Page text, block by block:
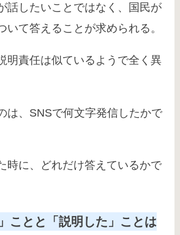
話したいことではなく、国民が
いて答えることが求められる。
明責任は似ているようで全く異
は、SNSで何文字発信したかで
時に、どれだけ答えているかで
ことと「説明した」ことは